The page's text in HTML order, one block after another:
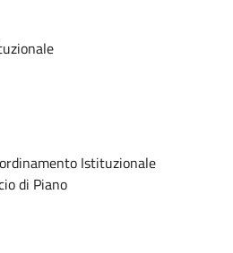
Istituzionale
di Piano